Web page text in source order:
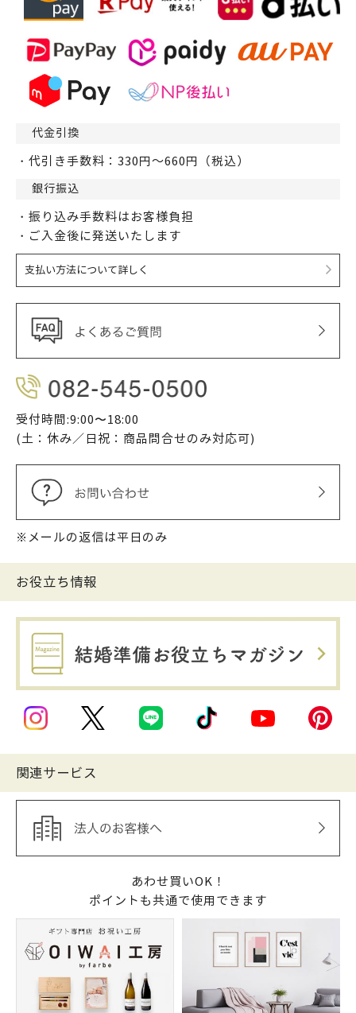
代金引換
・代引き手数料：330円～660円（税込）
銀行振込
・振り込み手数料はお客様負担
・ご入金後に発送いたします
支払い方法について詳しく
受付時間:9:00〜18:00
(土：休み／日祝：商品問合せのみ対応可)
※メールの返信は平日のみ
お役立ち情報
関連サービス
あわせ買いOK！
ポイントも共通で使用できます